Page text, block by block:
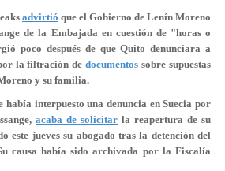
advirtió que el Gobierno de Lenín Moreno
de la Embajada en cuestión de "horas o
poco después de que Quito denunciara a
la filtración dedocumentos sobre supuestas
y su familia.
había interpuesto una denuncia en Suecia por
acaba de solicitar la reapertura de su
este jueves su abogado tras la detención del
causa había sido archivada por la Fiscalía